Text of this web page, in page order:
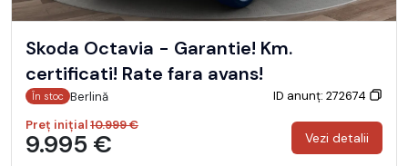
Skoda Octavia - Garantie! Km.
certificati! Rate fara avans!
În stoc Berlină
ID anunț: 272674
Preț inițial10.999 €
9.995 € Vezi detalii